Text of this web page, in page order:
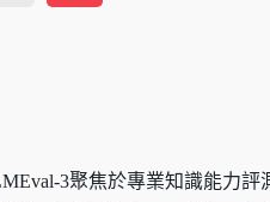
3聚焦於專業知識能力